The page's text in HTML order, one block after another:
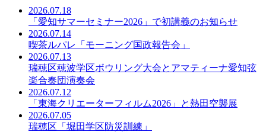
2026.07.18
「愛知サマーセミナー2026」で初講義のお知らせ
2026.07.14
喫茶ルパレ「モーニング国政報告会」
2026.07.13
瑞穂区穂波学区ボウリング大会とアマティーナ愛知弦
楽合奏団演奏会
2026.07.12
「東海クリエーターフィルム2026」と熱田空襲展
2026.07.05
瑞穂区「堀田学区防災訓練」